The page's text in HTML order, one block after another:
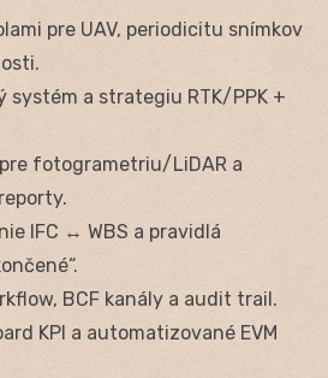
pre UAV, periodicitu snímkov
systém a strategiu RTK/PPK +
fotogrametriu/LiDAR a
IFC ↔ WBS a pravidlá
BCF kanály a audit trail.
KPI a automatizované EVM